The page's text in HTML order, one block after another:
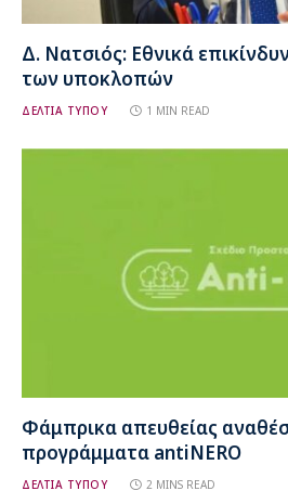
Δ. Νατσιός: Εθνικά
των υποκλοπών
ΔΕΛΤΙΑ ΤΥΠΟΥ 1 MIN READ
Φάμπρικα απευθείας
προγράμματα antiNERO
ΔΕΛΤΙΑ ΤΥΠΟΥ 2 MINS READ